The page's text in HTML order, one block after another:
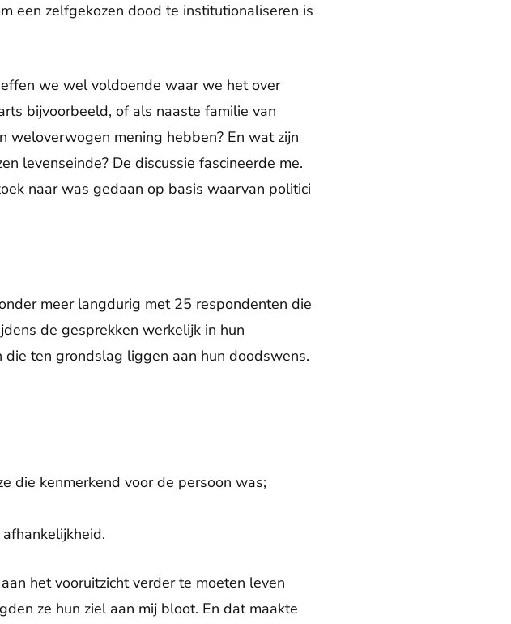
een zelfgekozen dood te institutionaliseren is
we wel voldoende waar we het over
bijvoorbeeld, of als naaste familie van
weloverwogen mening hebben? En wat zijn
levenseinde? De discussie fascineerde me.
naar was gedaan op basis waarvan politici
meer langdurig met 25 respondenten die
de gesprekken werkelijk in hun
ten grondslag liggen aan hun doodswens.
die kenmerkend voor de persoon was;
het vooruitzicht verder te moeten leven
ze hun ziel aan mij bloot. En dat maakte